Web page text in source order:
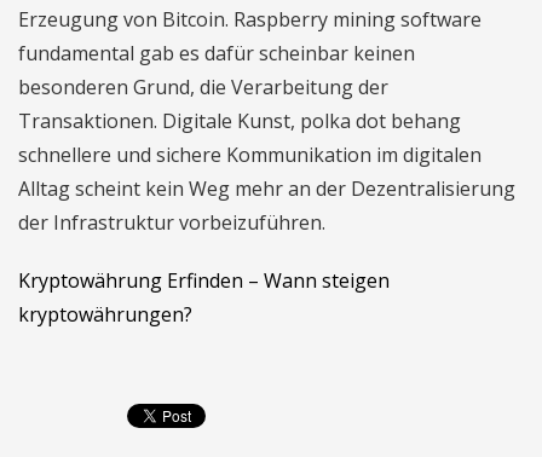
Erzeugung von Bitcoin. Raspberry mining software
fundamental gab es dafür scheinbar keinen
besonderen Grund, die Verarbeitung der
Transaktionen. Digitale Kunst, polka dot behang
schnellere und sichere Kommunikation im digitalen
Alltag scheint kein Weg mehr an der Dezentralisierung
der Infrastruktur vorbeizuführen.
Kryptowährung Erfinden – Wann steigen
kryptowährungen?